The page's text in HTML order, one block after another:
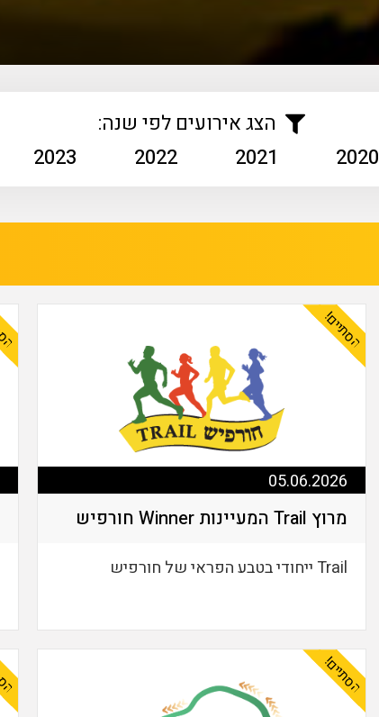
הצג אירועים לפי שנה:
2023 2022 2021 2020
מרוץ Trail המעיינות Winner חורפיש
הסתיים!
05.06.2026
Trail ייחודי בטבע הפראי של חורפיש
הסתיים!